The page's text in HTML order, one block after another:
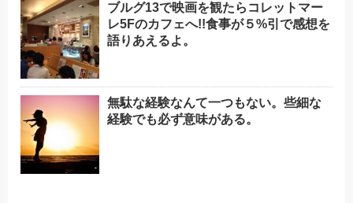
ブルグ13で映画を観たらコレットマー
レ5Fのカフェへ!!食事が５%引で感想を
語りあえるよ。
無駄な経験なんて一つもない。些細な
経験でも必ず意味がある。